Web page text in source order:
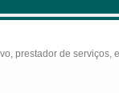
prestador de